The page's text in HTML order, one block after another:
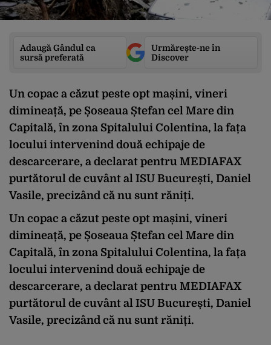
Adaugă Gândul ca
sursă preferată
Urmărește-ne în
Discover
Un copac a căzut peste opt mașini, vineri
dimineață, pe Șoseaua Ștefan cel Mare din
Capitală, în zona Spitalului Colentina, la fața
locului intervenind două echipaje de
descarcerare, a declarat pentru MEDIAFAX
purtătorul de cuvânt al ISU București, Daniel
Vasile, precizând că nu sunt răniți.
Un copac a căzut peste opt mașini, vineri
dimineață, pe Șoseaua Ștefan cel Mare din
Capitală, în zona Spitalului Colentina, la fața
locului intervenind două echipaje de
descarcerare, a declarat pentru MEDIAFAX
purtătorul de cuvânt al ISU București, Daniel
Vasile, precizând că nu sunt răniți.